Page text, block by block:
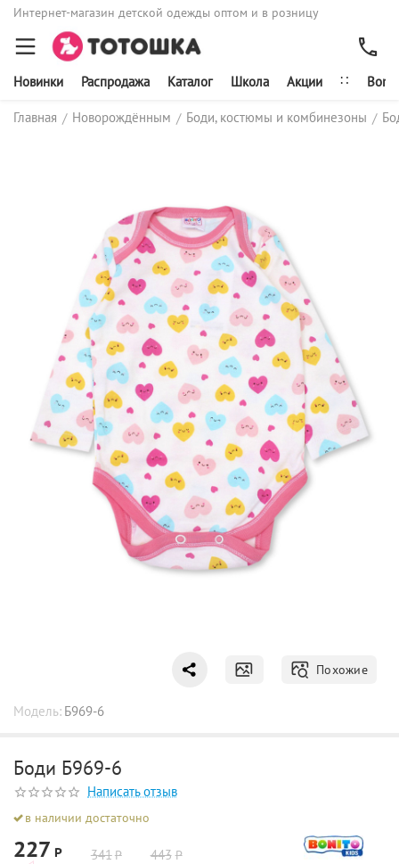
Интернет-магазин детской одежды оптом и в розницу
Новинки Распродажа Каталог Школа Акции ∷
Главная / Новорождённым / Боди, костюмы и комбинезоны /
Похожие
Модель: Б969-6
Боди Б969-6
Написать отзыв
в наличии достаточно
227 Р 341Р 443 Р